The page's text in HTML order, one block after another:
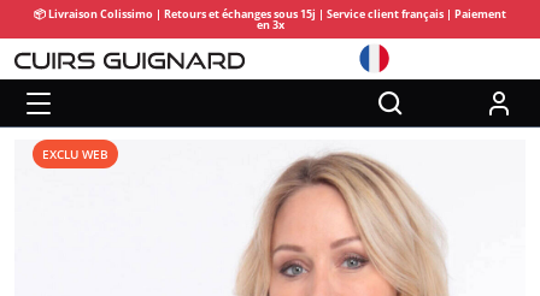
📦 Livraison Colissimo | Retours et échanges sous 15j | Service client français | Paiement
en 3x
EXCLU WEB